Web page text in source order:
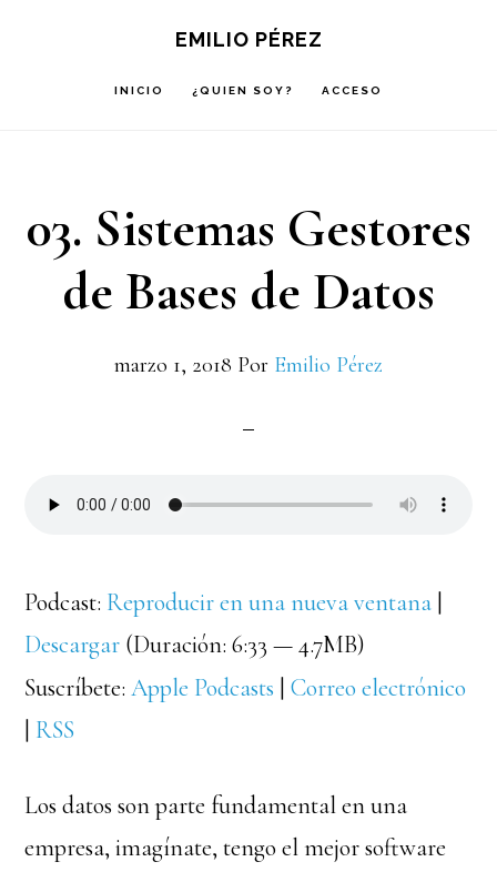
principal
EMILIO PÉREZ
INICIO ¿QUIEN SOY? ACCESO
03. Sistemas Gestores
de Bases de Datos
marzo 1, 2018 Por Emilio Pérez
Podcast: Reproducir en una nueva ventana |
Descargar (Duración: 6:33 — 4.7MB)
Suscríbete:Apple Podcasts |Correo electrónico
| RSS
Los datos son parte fundamental en una
empresa, imagínate, tengo el mejor software